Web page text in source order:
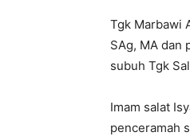
Tgk Marbawi
SAg, MA dan
subuh Tgk
Imam salat
penceramah